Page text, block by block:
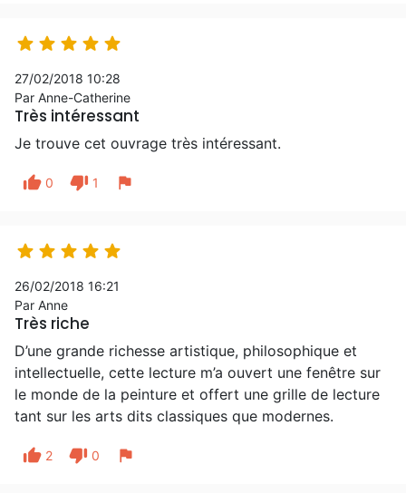
    
27/02/2018 10:28
Par Anne-Catherine
Très intéressant
Je trouve cet ouvrage très intéressant.
thumb_up 0 thumb_down 1 flag
    
26/02/2018 16:21
Par Anne
Très riche
D’une grande richesse artistique, philosophique et
intellectuelle, cette lecture m’a ouvert une fenêtre sur
le monde de la peinture et offert une grille de lecture
tant sur les arts dits classiques que modernes.
thumb_up 2 thumb_down 0 flag